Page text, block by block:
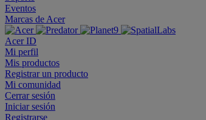
Eventos
Marcas de Acer
Acer ID
Mi perfil
Mis productos
Registrar un producto
Mi comunidad
Cerrar sesión
Iniciar sesión
Registrarse